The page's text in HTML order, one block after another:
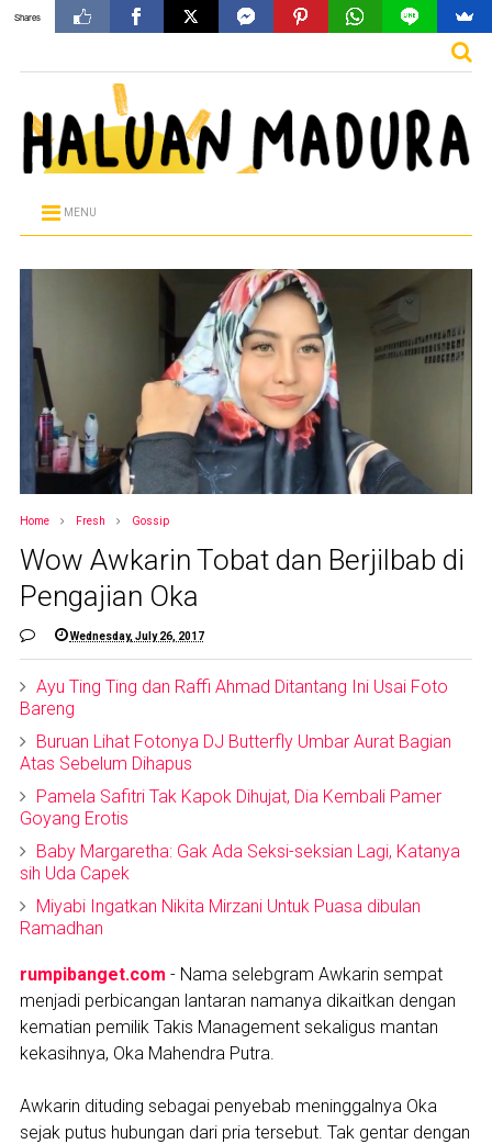
MENU
Home Fresh Gossip
Wow Awkarin Tobat dan Berjilbab di
Pengajian Oka
Wednesday, July 26, 2017
Ayu Ting Ting dan Raffi Ahmad Ditantang Ini Usai Foto
Bareng
Buruan Lihat Fotonya DJ Butterfly Umbar Aurat Bagian
Atas Sebelum Dihapus
Pamela Safitri Tak Kapok Dihujat, Dia Kembali Pamer
Goyang Erotis
Baby Margaretha: Gak Ada Seksi-seksian Lagi, Katanya
sih Uda Capek
Miyabi Ingatkan Nikita Mirzani Untuk Puasa dibulan
Ramadhan
rumpibanget.com - Nama selebgram Awkarin sempat
menjadi perbicangan lantaran namanya dikaitkan dengan
kematian pemilik Takis Management sekaligus mantan
kekasihnya, Oka Mahendra Putra.
Awkarin dituding sebagai penyebab meninggalnya Oka
sejak putus hubungan dari pria tersebut. Tak gentar dengan
Shares